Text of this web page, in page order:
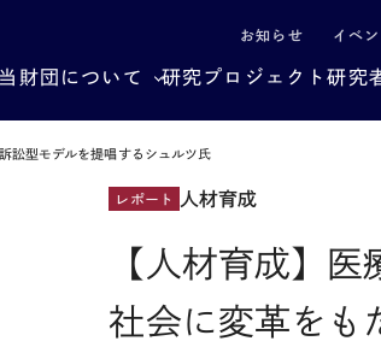
お知らせ イベン
当財団について 研究プロジェクト研究
訟型モデルを提唱するシュルツ氏
レポート 人材育成
【人材育成】
社会に変革を